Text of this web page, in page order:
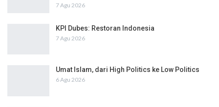
7 Agu 2026
KPI Dubes: Restoran Indonesia
7 Agu 2026
Umat Islam, dari High Politics ke Low Politics
6 Agu 2026